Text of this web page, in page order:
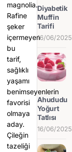
magnolia.
Rafine
şeker
içermeyen
bu
tarif,
sağlıklı
yaşamı
benimseyenlerin
favorisi
olmaya
aday.
Çileğin
tazeliği
Diyabetik
Muffin
Tarifi
16/06/2025
Ahududu
Yoğurt
Tatlısı
16/06/2025